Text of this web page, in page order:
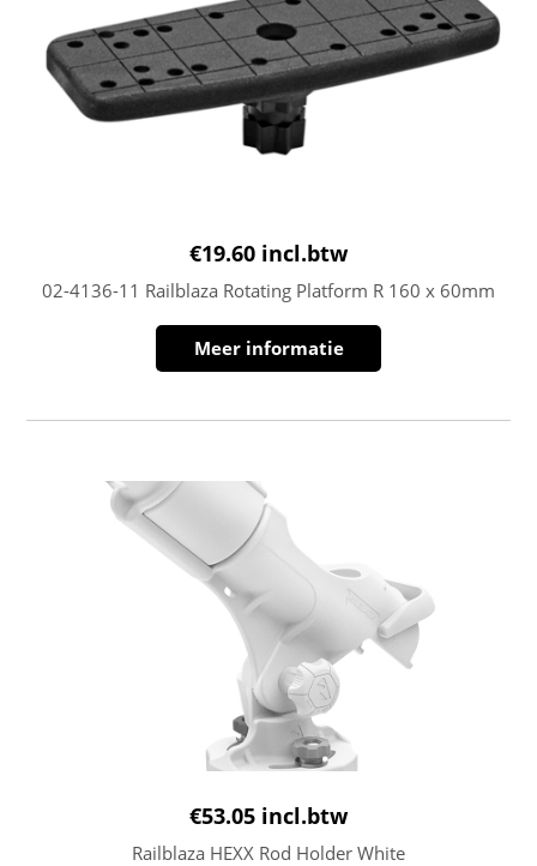
€19.60 incl.btw
02-4136-11 Railblaza Rotating Platform R 160 x 60mm
Meer informatie
€53.05 incl.btw
Railblaza HEXX Rod Holder White